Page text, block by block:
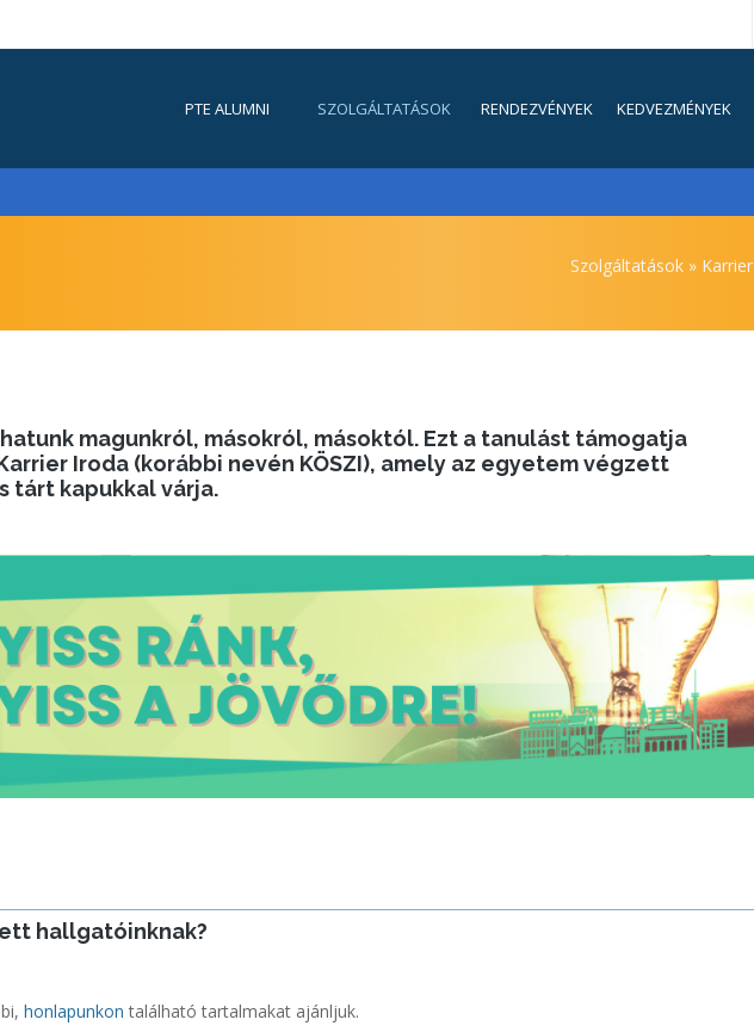
PTE ALUMNI SZOLGÁLTATÁSOK RENDEZVÉNYEK KEDVEZMÉNYEK
Morzsa
Szolgáltatások Karrier
magunkról, másokról, másoktól. Ezt a tanulást támogatja
Iroda (korábbi nevén KÖSZI), amely az egyetem végzett
tárt kapukkal várja.
hallgatóinknak?
honlapunkon található tartalmakat ajánljuk.